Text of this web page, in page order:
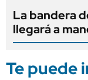
La bandera
llegará a
Te puede